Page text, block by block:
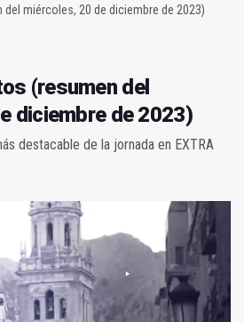
miércoles, 20 de diciembre de 2023)
(resumen del
diciembre de 2023)
destacable de la jornada en EXTRA